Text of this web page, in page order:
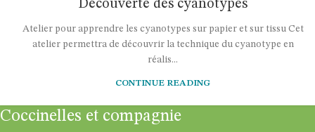
Découverte des cyanotypes
Atelier pour apprendre les cyanotypes sur papier et sur tissu Cet
atelier permettra de découvrir la technique du cyanotype en
réalis...
CONTINUE READING
Coccinelles et compagnie